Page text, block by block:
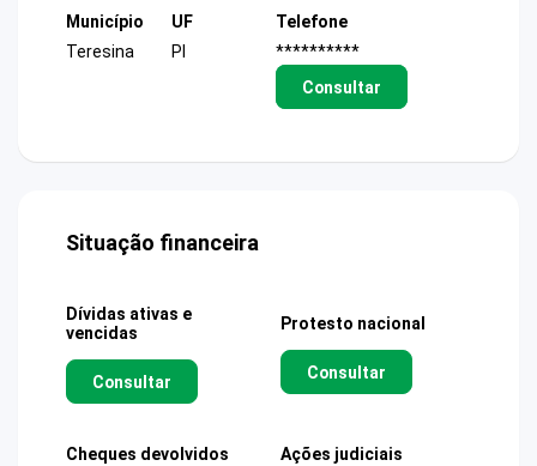
Município
Teresina
UF
PI
Telefone
**********
Consultar
Situação financeira
Dívidas ativas e
vencidas
Consultar
Protesto nacional
Consultar
Cheques devolvidos Ações judiciais